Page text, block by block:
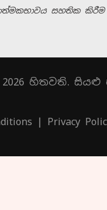
සහතික
හිතවති. සියළු
| Privacy